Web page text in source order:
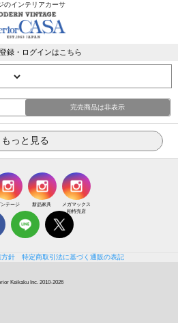
のインテリアカーサ
録・ログインはこちら
完売商品は非表示
ンテージ 新品家具
メガマックス
柏特売店
方針 特定商取引法に基づく通販の表記
Keikaku Inc. 2010-2026